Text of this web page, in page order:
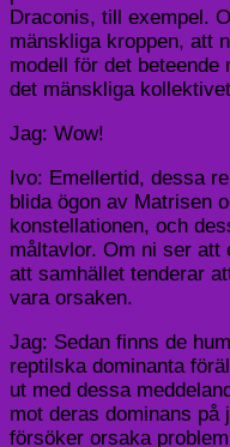
Draconis, till exempel.
mänskliga kroppen, att
modell för det
det mänskliga
Jag: Wow!
Ivo: Emellertid, dessa
blida ögon av Matrisen
konstellationen, och
måltavlor. Om ni ser att
att samhället tenderar
vara orsaken.
Jag: Sedan finns de
reptilska dominanta
ut med dessa
mot deras dominans på
försöker orsaka